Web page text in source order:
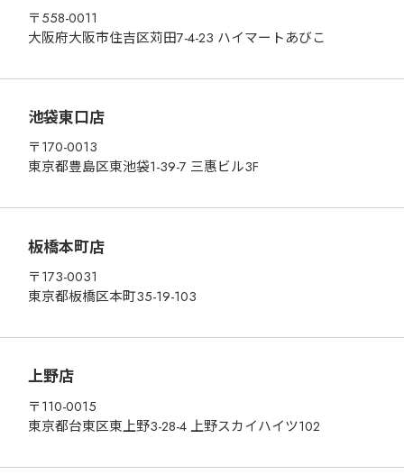
〒558-0011
大阪府大阪市住吉区苅田7-4-23 ハイマートあびこ
池袋東口店
〒170-0013
東京都豊島区東池袋1-39-7 三惠ビル3F
板橋本町店
〒173-0031
東京都板橋区本町35-19-103
上野店
〒110-0015
東京都台東区東上野3-28-4 上野スカイハイツ102